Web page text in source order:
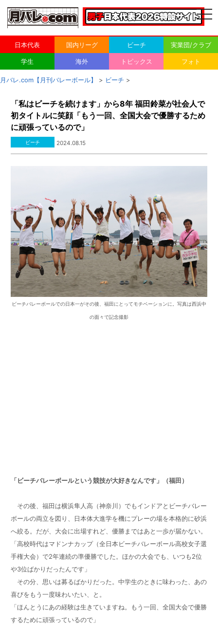
日本代表 国内リーグ ビーチ 実業団/クラブ
学生 海外 トピックス フォト
月バレ.com【月刊バレーボール】 > ビーチ >
「私はビーチを続けます」から8年 福田鈴菜が社会人で
初タイトルに笑顔「もう一回、全国大会で優勝するため
に頑張っているので」
ビーチ 2024.08.15
ビーチバレーボールでの日本一がその後、福田にとってモチベーションに。写真は西浜中
の面々で記念撮影
「ビーチバレーボールという競技が大好きなんです」（福田）
その後、福田は横浜隼人高（神奈川）でもインドアとビーチバレー
ボールの両立を図り、日本体大進学を機にプレーの場を本格的に砂浜
へ絞る。だが、大会に出場すれど、優勝まではあと一歩が届かない。
「高校時代はマドンナカップ（全日本ビーチバレーボール高校女子選
手権大会）で2年連続の準優勝でした。ほかの大会でも、いつも2位
や3位ばかりだったんです」
その分、思いは募るばかりだった。中学生のときに味わった、あの
喜びをもう一度味わいたい、と。
「ほんとうにあの経験は生きていますね。もう一回、全国大会で優勝
するために頑張っているので」